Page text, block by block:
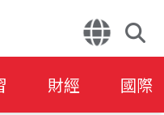
財經 國際